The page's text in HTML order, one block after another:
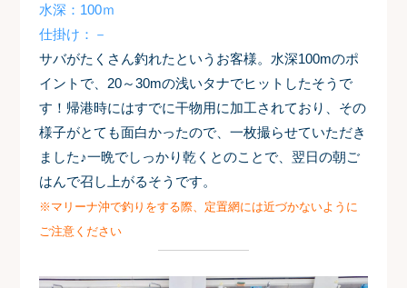
水深：100ｍ
仕掛け：－
サバがたくさん釣れたというお客様。水深100mのポ
イントで、20～30mの浅いタナでヒットしたそうで
す！ 帰港時にはすでに干物用に加工されており、その
様子がとても面白かったので、一枚撮らせていただき
ました♪一晩でしっかり乾くとのことで、翌日の朝ご
はんで召し上がるそうです。
※マリーナ沖で釣りをする際、定置網には近づかないように
ご注意ください